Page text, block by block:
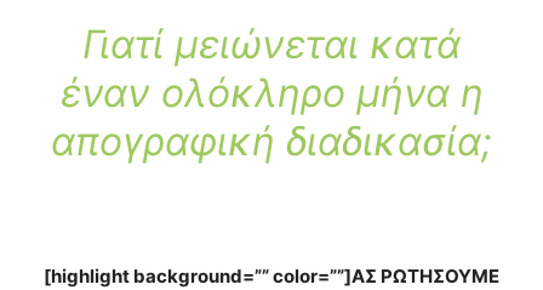
Γιατί μειώνεται κατά
έναν ολόκληρο μήνα η
απογραφική διαδικασία;
[highlight background=”” color=””]ΑΣ ΡΩΤΗΣΟΥΜΕ